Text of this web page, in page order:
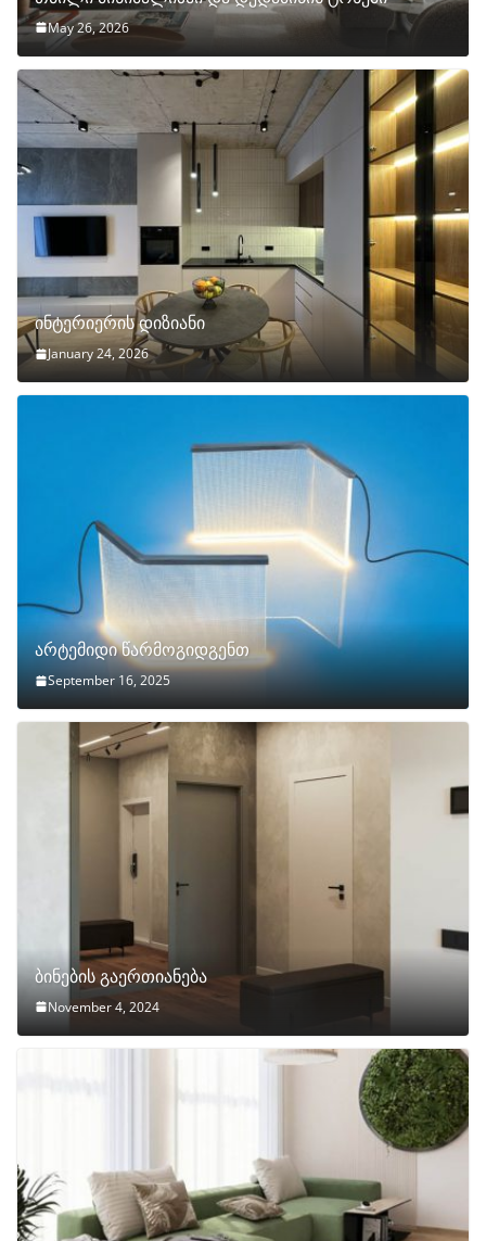
May 26, 2026
ინტერიერის დიზიანი
January 24, 2026
არტემიდი წარმოგიდგენთ
September 16, 2025
ბინების გაერთიანება
November 4, 2024